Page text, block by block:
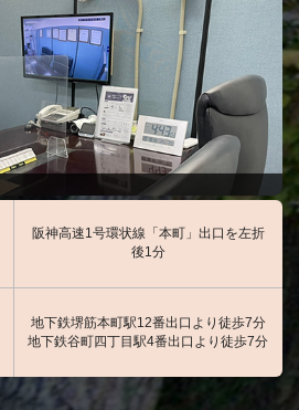
阪神高速1号環状線「本町」出口を左折
後1分
地下鉄堺筋本町駅12番出口より徒歩7分
地下鉄谷町四丁目駅4番出口より徒歩7分